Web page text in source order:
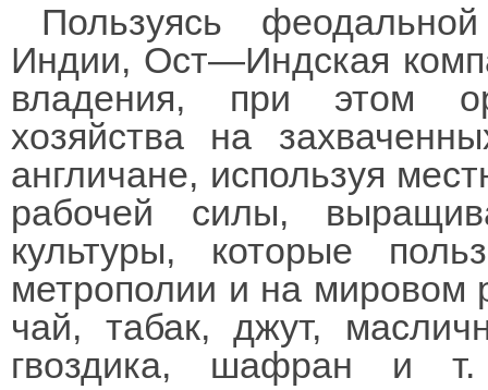
Пользуясь
Индии, Ост—Индская
владения, при этом
хозяйства на
англичане, используя
рабочей силы,
культуры, которые
метрополии и на мировом
чай, табак, джут,
гвоздика, шафран и